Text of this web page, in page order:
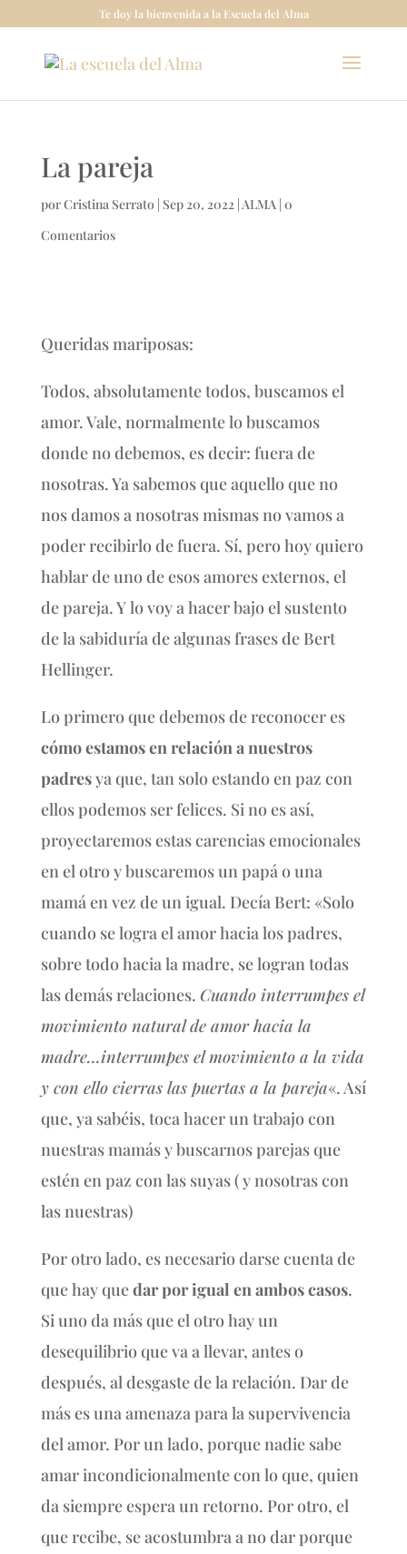
Te doy la bienvenida a la Escuela del Alma
La pareja
porCristina Serrato | Sep 20, 2022|ALMA| 0
Comentarios
Queridas mariposas:
Todos, absolutamente todos, buscamos el
amor. Vale, normalmente lo buscamos
donde no debemos, es decir: fuera de
nosotras. Ya sabemos que aquello que no
nos damos a nosotras mismas no vamos a
poder recibirlo de fuera. Sí, pero hoy quiero
hablar de uno de esos amores externos, el
de pareja. Y lo voy a hacer bajo el sustento
de la sabiduría de algunas frases de Bert
Hellinger.
Lo primero que debemos de reconocer es
cómo estamos en relación a nuestros
padresya que, tan solo estando en paz con
ellos podemos ser felices. Si no es así,
proyectaremos estas carencias emocionales
en el otro y buscaremos un papá o una
mamá en vez de un igual. Decía Bert: «Solo
cuando se logra el amor hacia los padres,
sobre todo hacia la madre, se logran todas
las demás relaciones. Cuando interrumpes el
movimiento natural de amor hacia la
madre…interrumpes el movimiento a la vida
y con ello cierras las puertas a la pareja«. Así
que, ya sabéis, toca hacer un trabajo con
nuestras mamás y buscarnos parejas que
estén en paz con las suyas ( y nosotras con
las nuestras)
Por otro lado, es necesario darse cuenta de
que hay quedar por igual en ambos casos.
Si uno da más que el otro hay un
desequilibrio que va a llevar, antes o
después, al desgaste de la relación. Dar de
más es una amenaza para la supervivencia
del amor. Por un lado, porque nadie sabe
amar incondicionalmente con lo que, quien
da siempre espera un retorno. Por otro, el
que recibe, se acostumbra a no dar porque